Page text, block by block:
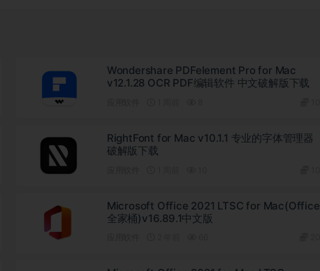
Wondershare PDFelement Pro for Mac
v12.1.28 OCR PDF编辑软件 中文破解版下载
RightFont for Mac v10.1.1 专业的字体管理器
破解版下载
Microsoft Office 2021 LTSC for Mac(Office
全家桶)v16.89.1中文版